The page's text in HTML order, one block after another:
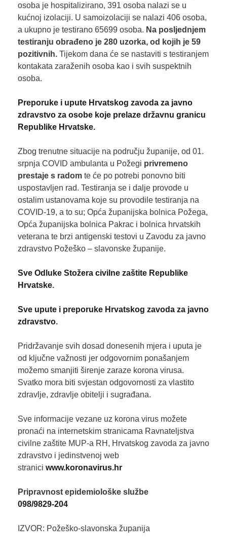
osoba je hospitalizirano, 391 osoba nalazi se u
kućnoj izolaciji. U samoizolaciji se nalazi 406 osoba,
a ukupno je testirano 65699 osoba. Na posljednjem
testiranju obrađeno je 280 uzorka, od kojih je 59
pozitivnih. Tijekom dana će se nastaviti s testiranjem
kontakata zaraženih osoba kao i svih suspektnih
osoba.
Preporuke i upute Hrvatskog zavoda za javno
zdravstvo za osobe koje prelaze državnu granicu
Republike Hrvatske.
Zbog trenutne situacije na području županije, od 01.
srpnja COVID ambulanta u Požegi privremeno
prestaje s radomte će po potrebi ponovno biti
uspostavljen rad. Testiranja se i dalje provode u
ostalim ustanovama koje su provodile testiranja na
COVID-19, a to su; Opća županijska bolnica Požega,
Opća županijska bolnica Pakrac i bolnica hrvatskih
veterana te brzi antigenski testovi u Zavodu za javno
zdravstvo Požeško – slavonske županije.
Sve Odluke Stožera civilne zaštite Republike
Hrvatske.
Sve upute i preporuke Hrvatskog zavoda za javno
zdravstvo.
Pridržavanje svih dosad donesenih mjera i uputa je
od ključne važnosti jer odgovornim ponašanjem
možemo smanjiti širenje zaraze korona virusa.
Svatko mora biti svjestan odgovornosti za vlastito
zdravlje, zdravlje obitelji i sugrađana.
Sve informacije vezane uz korona virus možete
pronaći na internetskim stranicama Ravnateljstva
civilne zaštite MUP-a RH, Hrvatskog zavoda za javno
zdravstvo i jedinstvenoj web
stranici www.koronavirus.hr
Pripravnost epidemiološke službe
098/9829-204
IZVOR: Požeško-slavonska županija